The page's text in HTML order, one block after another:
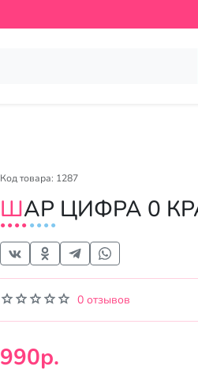
Код товара: 1287
ШАР ЦИФРА 0
0 отзывов
990р.